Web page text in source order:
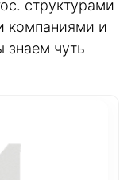
структурами
компаниями и
знаем чуть